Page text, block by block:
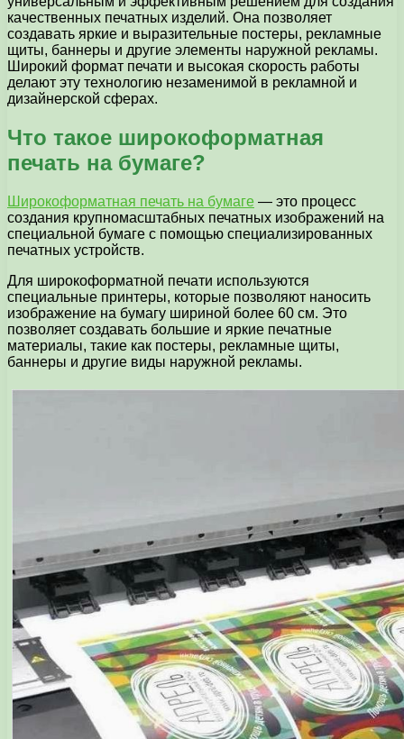
качественных печатных изделий. Она позволяет
создавать яркие и выразительные постеры, рекламные
щиты, баннеры и другие элементы наружной рекламы.
Широкий формат печати и высокая скорость работы
делают эту технологию незаменимой в рекламной и
дизайнерской сферах.
Что такое широкоформатная
печать на бумаге?
Широкоформатная печать на бумаге — это процесс
создания крупномасштабных печатных изображений на
специальной бумаге с помощью специализированных
печатных устройств.
Для широкоформатной печати используются
специальные принтеры, которые позволяют наносить
изображение на бумагу шириной более 60 см. Это
позволяет создавать большие и яркие печатные
материалы, такие как постеры, рекламные щиты,
баннеры и другие виды наружной рекламы.